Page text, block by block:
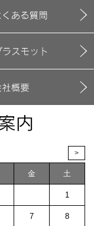
>
金 土
1
7 8